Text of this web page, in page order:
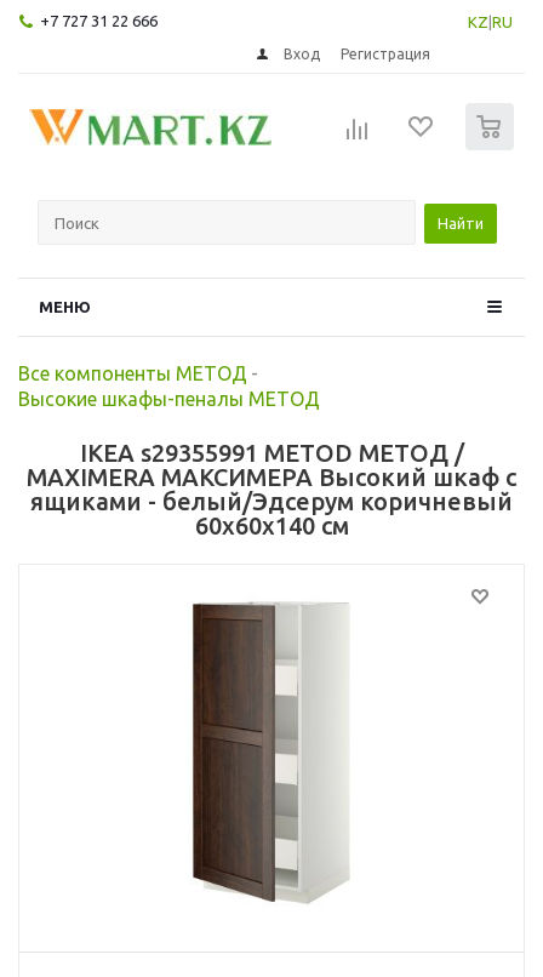
+7 727 31 22 666 KZ RU
Вход Регистрация
Найти
МЕНЮ
Все компоненты МЕТОД -
Высокие шкафы-пеналы МЕТОД
IKEA s29355991 METOD МЕТОД /
MAXIMERA МАКСИМЕРА Высокий шкаф с
ящиками - белый/Эдсерум коричневый
60x60x140 см